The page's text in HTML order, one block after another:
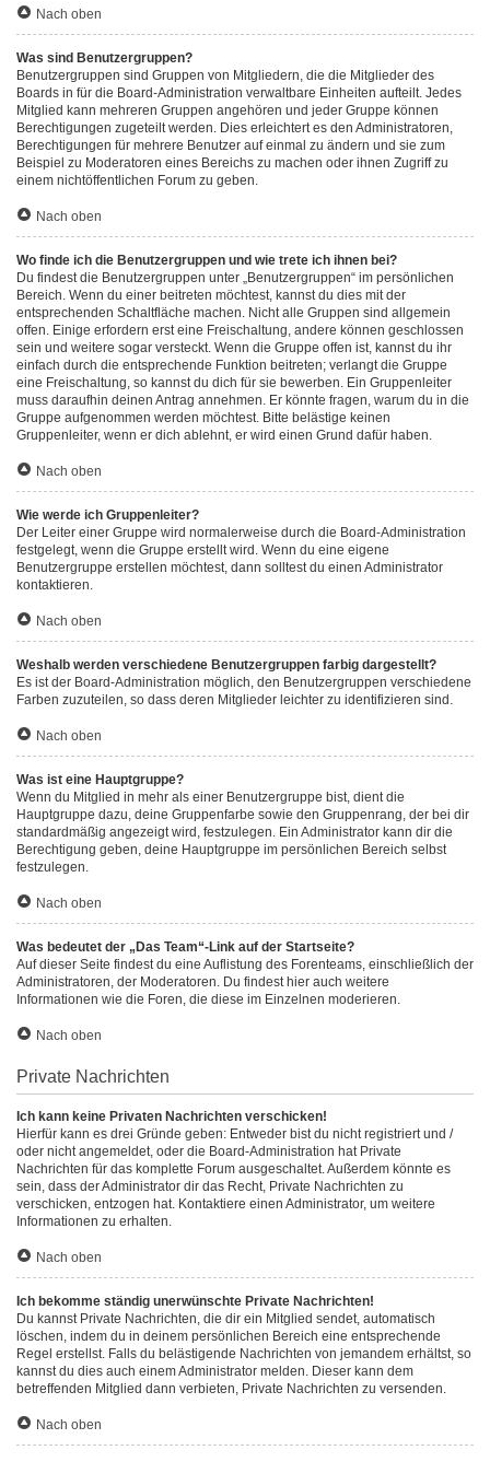
Nach oben
Was sind Benutzergruppen?
Benutzergruppen sind Gruppen von Mitgliedern, die die Mitglieder des
Boards in für die Board-Administration verwaltbare Einheiten aufteilt. Jedes
Mitglied kann mehreren Gruppen angehören und jeder Gruppe können
Berechtigungen zugeteilt werden. Dies erleichtert es den Administratoren,
Berechtigungen für mehrere Benutzer auf einmal zu ändern und sie zum
Beispiel zu Moderatoren eines Bereichs zu machen oder ihnen Zugriff zu
einem nichtöffentlichen Forum zu geben.
Nach oben
Wo finde ich die Benutzergruppen und wie trete ich ihnen bei?
Du findest die Benutzergruppen unter „Benutzergruppen“ im persönlichen
Bereich. Wenn du einer beitreten möchtest, kannst du dies mit der
entsprechenden Schaltfläche machen. Nicht alle Gruppen sind allgemein
offen. Einige erfordern erst eine Freischaltung, andere können geschlossen
sein und weitere sogar versteckt. Wenn die Gruppe offen ist, kannst du ihr
einfach durch die entsprechende Funktion beitreten; verlangt die Gruppe
eine Freischaltung, so kannst du dich für sie bewerben. Ein Gruppenleiter
muss daraufhin deinen Antrag annehmen. Er könnte fragen, warum du in die
Gruppe aufgenommen werden möchtest. Bitte belästige keinen
Gruppenleiter, wenn er dich ablehnt, er wird einen Grund dafür haben.
Nach oben
Wie werde ich Gruppenleiter?
Der Leiter einer Gruppe wird normalerweise durch die Board-Administration
festgelegt, wenn die Gruppe erstellt wird. Wenn du eine eigene
Benutzergruppe erstellen möchtest, dann solltest du einen Administrator
kontaktieren.
Nach oben
Weshalb werden verschiedene Benutzergruppen farbig dargestellt?
Es ist der Board-Administration möglich, den Benutzergruppen verschiedene
Farben zuzuteilen, so dass deren Mitglieder leichter zu identifizieren sind.
Nach oben
Was ist eine Hauptgruppe?
Wenn du Mitglied in mehr als einer Benutzergruppe bist, dient die
Hauptgruppe dazu, deine Gruppenfarbe sowie den Gruppenrang, der bei dir
standardmäßig angezeigt wird, festzulegen. Ein Administrator kann dir die
Berechtigung geben, deine Hauptgruppe im persönlichen Bereich selbst
festzulegen.
Nach oben
Was bedeutet der „Das Team“-Link auf der Startseite?
Auf dieser Seite findest du eine Auflistung des Forenteams, einschließlich der
Administratoren, der Moderatoren. Du findest hier auch weitere
Informationen wie die Foren, die diese im Einzelnen moderieren.
Nach oben
Private Nachrichten
Ich kann keine Privaten Nachrichten verschicken!
Hierfür kann es drei Gründe geben: Entweder bist du nicht registriert und /
oder nicht angemeldet, oder die Board-Administration hat Private
Nachrichten für das komplette Forum ausgeschaltet. Außerdem könnte es
sein, dass der Administrator dir das Recht, Private Nachrichten zu
verschicken, entzogen hat. Kontaktiere einen Administrator, um weitere
Informationen zu erhalten.
Nach oben
Ich bekomme ständig unerwünschte Private Nachrichten!
Du kannst Private Nachrichten, die dir ein Mitglied sendet, automatisch
löschen, indem du in deinem persönlichen Bereich eine entsprechende
Regel erstellst. Falls du belästigende Nachrichten von jemandem erhältst, so
kannst du dies auch einem Administrator melden. Dieser kann dem
betreffenden Mitglied dann verbieten, Private Nachrichten zu versenden.
Nach oben